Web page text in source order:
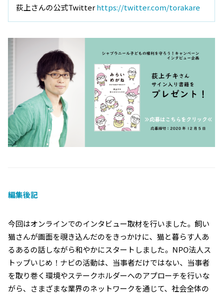
荻上さんの公式Twitterhttps://twitter.com/torakare
編集後記
今回はオンラインでのインタビュー取材を行いました。飼い
猫さんが画面を覗き込んだのをきっかけに、猫と暮らす人あ
るあるの話しながら和やかにスタートしました。NPO法人ス
トップいじめ！ナビの活動は、当事者だけではない、当事者
を取り巻く環境やステークホルダーへのアプローチを行いな
がら、さまざまな業界のネットワークを通じて、社会全体の